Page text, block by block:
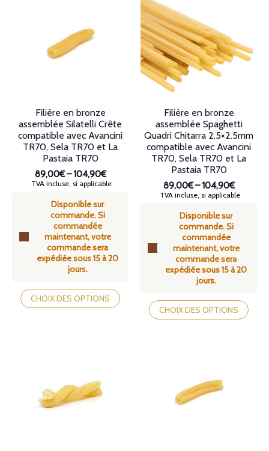
choisies
produit
Les
options
peuvent
être
choisies
sur
la
page
produit
Disponible sur
commande. Si
commandée
maintenant, votre
commande sera
expédiée sous 15 à 20
jours.
Filière en bronze
assemblée Silatelli Crête
compatible avec Avancini
TR70, Sela TR70 et La
Pastaia TR70
89,00€–104,90€
Plage
prix :
89,00€
à
104,90€
TVA incluse, si applicable
CHOIX DES OPTIONS
Ce
produit
a
choisies
Disponible sur
commande. Si
commandée
maintenant, votre
commande sera
expédiée sous 15 à 20
jours.
Filière en bronze
assemblée Spaghetti
Quadri Chitarra 2.5×2.5mm
compatible avec Avancini
TR70, Sela TR70 et La
Pastaia TR70
89,00€–104,90€
Plage
prix :
89,00€
à
104,90€
TVA incluse, si applicable
CHOIX DES OPTIONS
Ce
produit
a
choisies